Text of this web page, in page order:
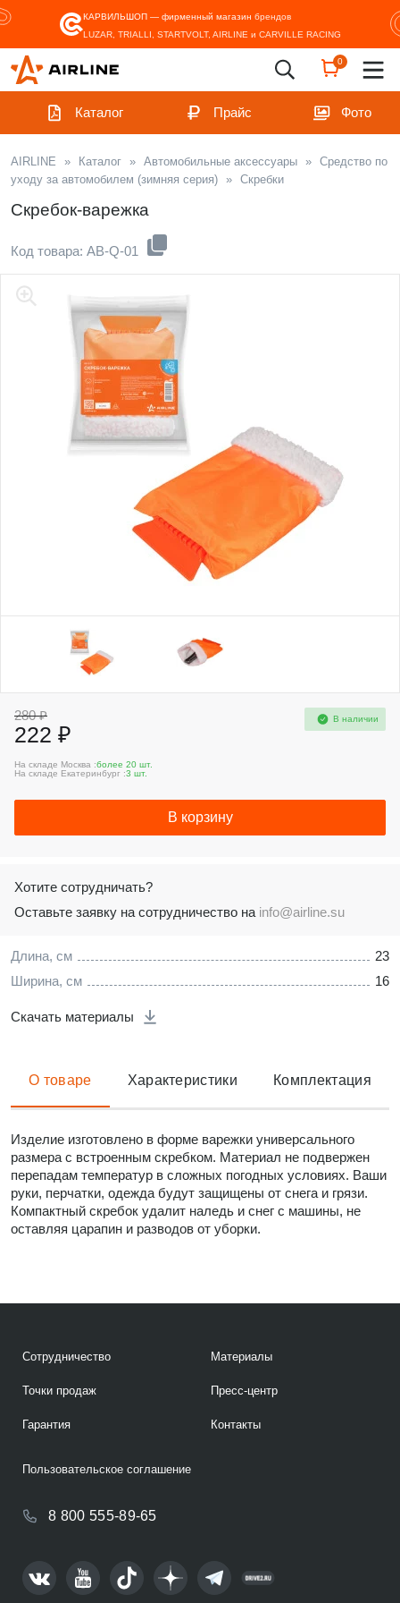
КАРВИЛЬШОП — фирменный магазин брендов
LUZAR, TRIALLI, STARTVOLT, AIRLINE и CARVILLE RACING
0
Каталог Прайс Фото
AIRLINE » Каталог » Автомобильные аксессуары » Средство по
уходу за автомобилем (зимняя серия) » Скребки
Скребок-варежка
Код товара: AB-Q-01
Длина, см
23
Ширина, см
16
Скачать материалы
280 ₽
222 ₽
В наличии
На складе Москва :более 20 шт.
На складе Екатеринбург :3 шт.
В корзину
Хотите сотрудничать?
Оставьте заявку на сотрудничество на info@airline.su
О товаре Характеристики Комплектация
Изделие изготовлено в форме варежки универсального
размера с встроенным скребком. Материал не подвержен
перепадам температур в сложных погодных условиях. Ваши
руки, перчатки, одежда будут защищены от снега и грязи.
Компактный скребок удалит наледь и снег с машины, не
оставляя царапин и разводов от уборки.
Сотрудничество
Точки продаж
Гарантия
Материалы
Пресс-центр
Контакты
8 800 555-89-65
Пользовательское соглашение